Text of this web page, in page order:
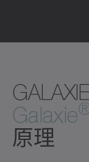
Galaxie
原理